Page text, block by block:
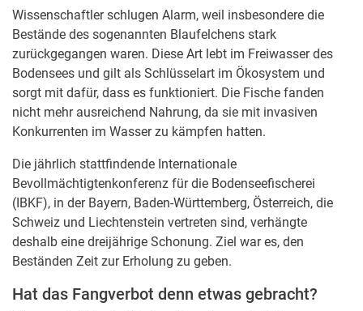
Wissenschaftler schlugen Alarm, weil insbesondere die
Bestände des sogenannten Blaufelchens stark
zurückgegangen waren. Diese Art lebt im Freiwasser des
Bodensees und gilt als Schlüsselart im Ökosystem und
sorgt mit dafür, dass es funktioniert. Die Fische fanden
nicht mehr ausreichend Nahrung, da sie mit invasiven
Konkurrenten im Wasser zu kämpfen hatten.
Die jährlich stattfindende Internationale
Bevollmächtigtenkonferenz für die Bodenseefischerei
(IBKF), in der Bayern, Baden-Württemberg, Österreich, die
Schweiz und Liechtenstein vertreten sind, verhängte
deshalb eine dreijährige Schonung. Ziel war es, den
Beständen Zeit zur Erholung zu geben.
Hat das Fangverbot denn etwas gebracht?